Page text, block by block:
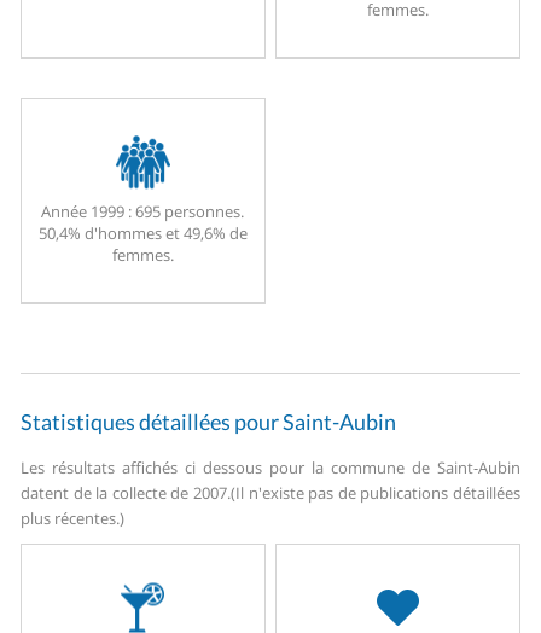
femmes.
Année 1999 :695 personnes.
50,4% d'hommes et 49,6% de
femmes.
Statistiques détaillées pour Saint-Aubin
Les résultats affichés ci dessous pour la commune de Saint-Aubin
datent de la collecte de 2007.(Il n'existe pas de publications détaillées
plus récentes.)